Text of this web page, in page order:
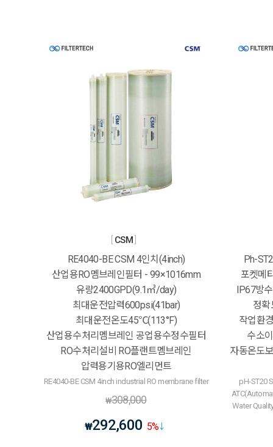
CSM
RE4040-BE CSM 4인치(4inch)
산업용RO멤브레인필터 - 99×1016mm
유량2400GPD(9.1㎥/day)
최대운전압력600psi(41bar)
최대운전온도45℃(113°F)
산업용수처리멤브레인 공업용수정수필터
RO수처리설비 RO플랜트멤브레인
압력용기용RO엘리먼트
RE4040-BE CSM 4inch industrial RO membrane filter
₩308,000
₩292,600 5%
Ph-
포켓메
IP67방
정
작업환
수소
자동온도
pH-ST20
Water